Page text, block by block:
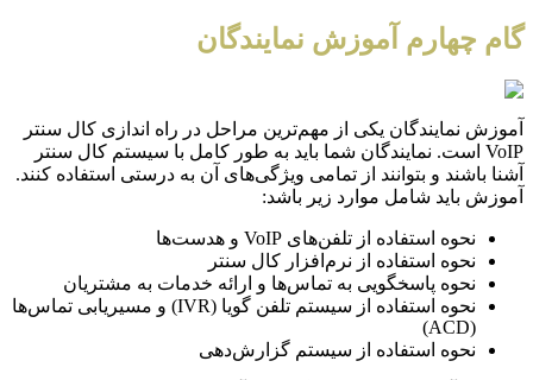
گام چهارم آموزش نمایندگان
آموزش نمایندگان یکی از مهم‌ترین مراحل در راه اندازی کال سنتر
VoIP است. نمایندگان شما باید به طور کامل با سیستم کال سنتر
آشنا باشند و بتوانند از تمامی ویژگی‌های آن به درستی استفاده کنند.
آموزش باید شامل موارد زیر باشد:
نحوه استفاده از تلفن‌های VoIP و هدست‌ها
نحوه استفاده از نرم‌افزار کال سنتر
نحوه پاسخگویی به تماس‌ها و ارائه خدمات به مشتریان
نحوه استفاده از سیستم تلفن گویا (IVR) و مسیریابی تماس‌ها
(ACD)
نحوه استفاده از سیستم گزارش‌دهی